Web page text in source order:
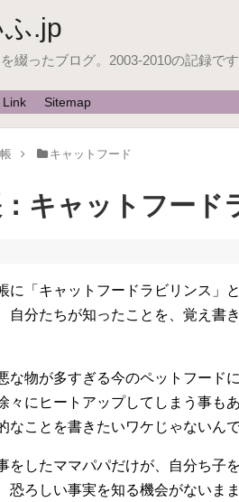
.jp
綴ったブログ。2003-2010の記録です
Link Sitemap
キャットフード
キャットフード
に「キャットフードラビリンス」
自分たちが知ったことを、覚え書
な物が多すぎる今のペットフード
々にヒートアップしてしまう事も
なことを書きたいワケじゃないんで
をしたママパパだけが、自分ち子
恐ろしい事実を知る機会がないま